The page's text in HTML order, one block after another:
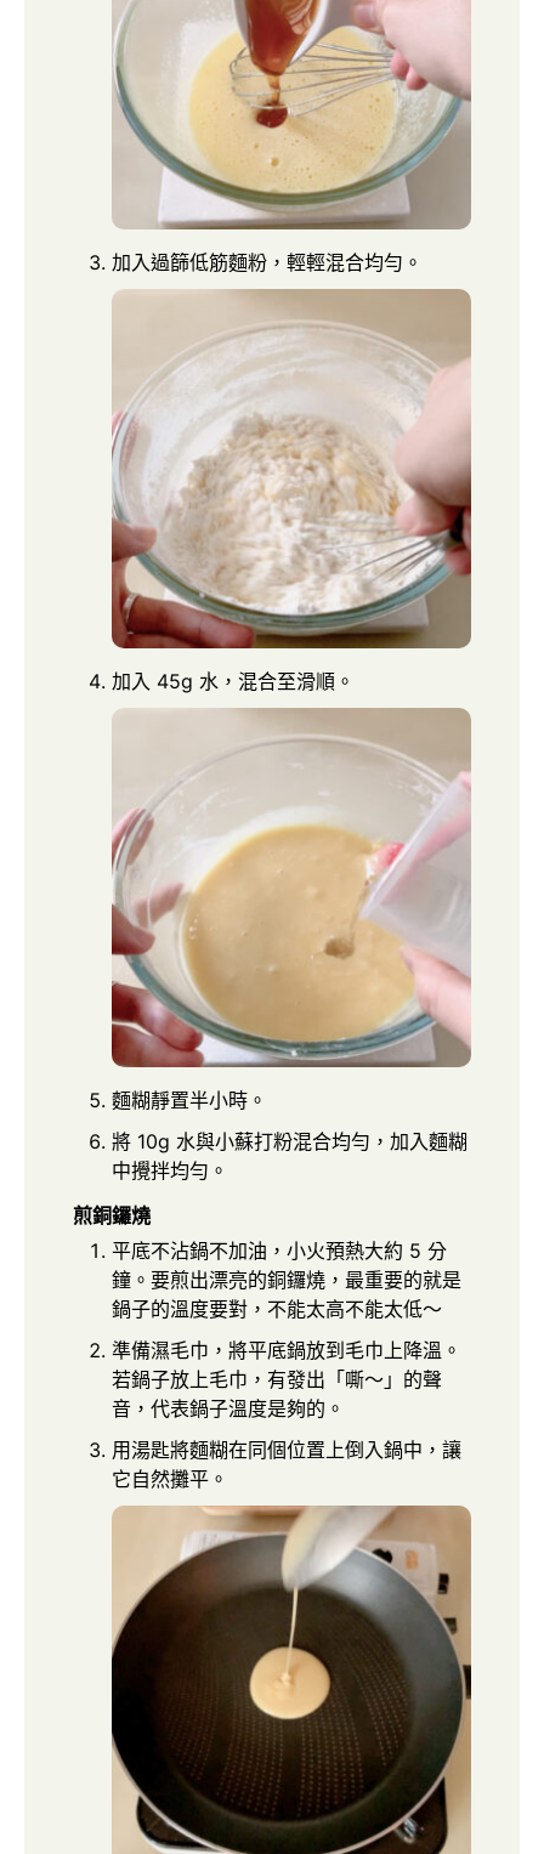
加入過篩低筋麵粉，輕輕混合均勻。
加入 45g 水，混合至滑順。
麵糊靜置半小時。
將 10g 水與小蘇打粉混合均勻，加入麵糊
中攪拌均勻。
煎銅鑼燒
平底不沾鍋不加油，小火預熱大約 5 分
鐘。要煎出漂亮的銅鑼燒，最重要的就是
鍋子的溫度要對，不能太高不能太低～
準備濕毛巾，將平底鍋放到毛巾上降溫。
若鍋子放上毛巾，有發出「嘶～」的聲
音，代表鍋子溫度是夠的。
用湯匙將麵糊在同個位置上倒入鍋中，讓
它自然攤平。